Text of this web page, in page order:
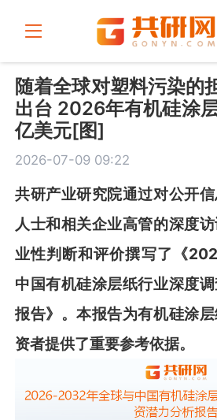
随着全球对塑料污染的
出台 2026年有机硅涂
亿美元[图]
2026-07-09 09:22
共研产业研究院通过对公开
人士和相关企业高管的深度
业性判断和评价撰写了《
中国有机硅涂层纸行业深度
报告》 。本报告为有机硅涂层
资者提供了重要参考依据。